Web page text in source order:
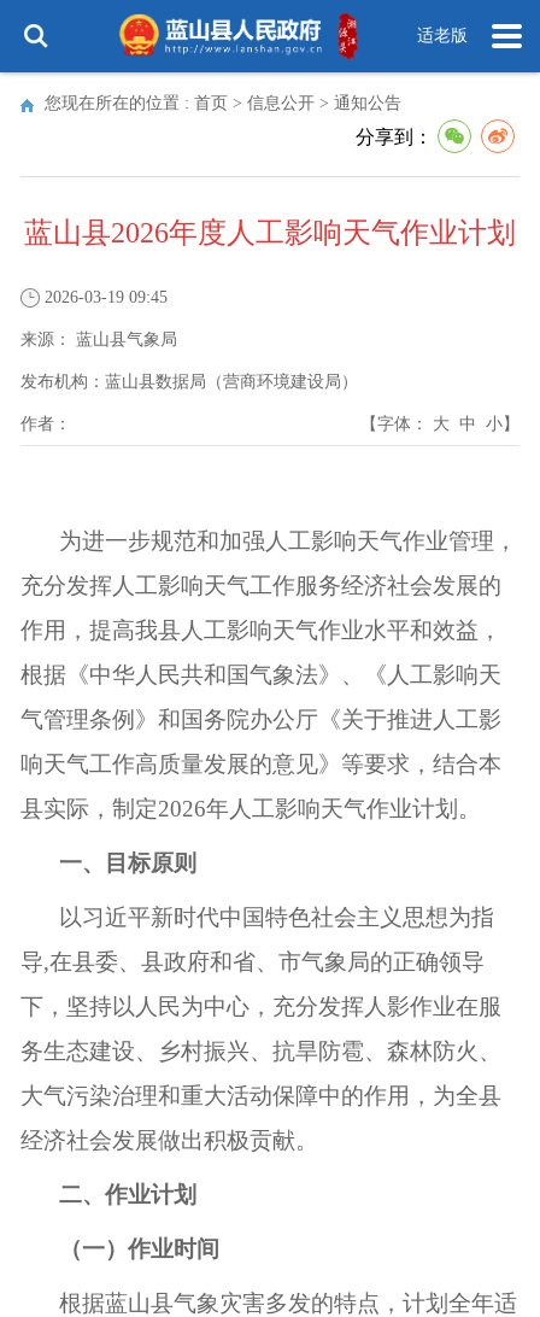
适老版
您现在所在的位置 : 首页 > 信息公开 > 通知公告
分享到：
蓝山县2026年度人工影响天气作业计划
2026-03-19 09:45
来源： 蓝山县气象局
发布机构： 蓝山县数据局（营商环境建设局）
作者： 【字体： 大 中 小】
为进一步规范和加强人工影响天气作业管理，
充分发挥人工影响天气工作服务经济社会发展的
作用，提高我县人工影响天气作业水平和效益，
根据《中华人民共和国气象法》、《人工影响天
气管理条例》和国务院办公厅《关于推进人工影
响天气工作高质量发展的意见》等要求，结合本
县实际，制定2026年人工影响天气作业计划。
一、 目标原则
以习近平新时代中国特色社会主义思想为指
导,在县委、县政府和省、市气象局的正确领导
下，坚持以人民为中心，充分发挥人影作业在服
务生态建设、乡村振兴、抗旱防雹、森林防火、
大气污染治理和重大活动保障中的作用，为全县
经济社会发展做出积极贡献。
二、作业计划
（一）作业时间
根据蓝山县气象灾害多发的特点，计划全年适